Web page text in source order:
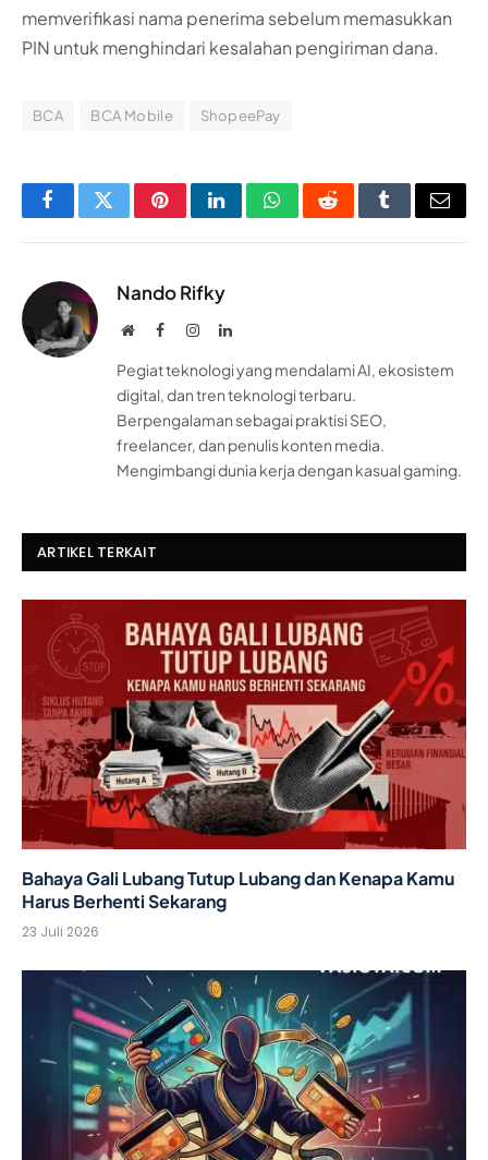
memverifikasi nama penerima sebelum memasukkan
PIN untuk menghindari kesalahan pengiriman dana.
BCA BCA Mobile ShopeePay
FacebookTwitterPinterestLinkedInWhatsAppRedditTumblrEmail
Nando Rifky
WebsiteFacebookInstagramLinkedIn
Pegiat teknologi yang mendalami AI, ekosistem
digital, dan tren teknologi terbaru.
Berpengalaman sebagai praktisi SEO,
freelancer, dan penulis konten media.
Mengimbangi dunia kerja dengan kasual gaming.
ARTIKEL TERKAIT
Bahaya Gali Lubang Tutup Lubang dan Kenapa Kamu
Harus Berhenti Sekarang
23 Juli 2026